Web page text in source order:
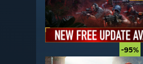
-95%